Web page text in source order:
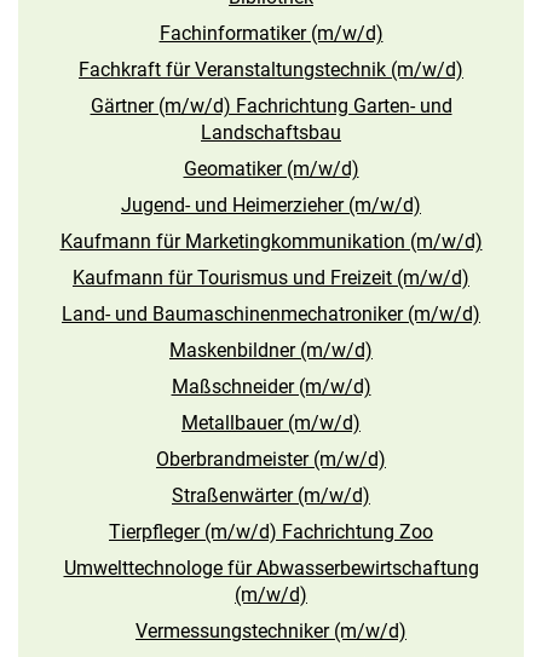
Fachinformatiker (m/w/d)
Fachkraft für Veranstaltungstechnik (m/w/d)
Gärtner (m/w/d) Fachrichtung Garten- und
Landschaftsbau
Geomatiker (m/w/d)
Jugend- und Heimerzieher (m/w/d)
Kaufmann für Marketingkommunikation (m/w/d)
Kaufmann für Tourismus und Freizeit (m/w/d)
Land- und Baumaschinenmechatroniker (m/w/d)
Maskenbildner (m/w/d)
Maßschneider (m/w/d)
Metallbauer (m/w/d)
Oberbrandmeister (m/w/d)
Straßenwärter (m/w/d)
Tierpfleger (m/w/d) Fachrichtung Zoo
Umwelttechnologe für Abwasserbewirtschaftung
(m/w/d)
Vermessungstechniker (m/w/d)